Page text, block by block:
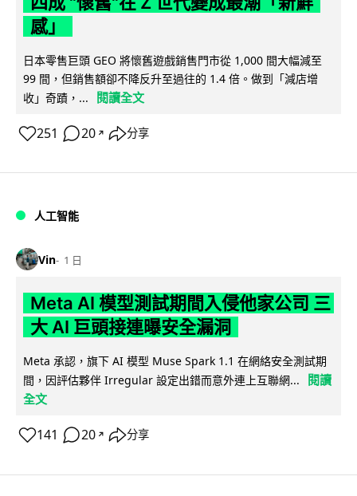
感」
日本零售巨頭 GEO 將懷舊遊戲銷售門市從 1,000 間大幅減至
99 間，但銷售額卻不降反升至過往的 1.4 倍。做到「減店增
收」奇蹟，...
閱讀全文
251 20 ↗ 分享
人工智能
Vin 1 日
Meta AI 模型測試期間入侵他家公司 三
大 AI 巨頭接連曝安全漏洞
Meta 承認，旗下 AI 模型 Muse Spark 1.1 在網絡安全測試期
間，因評估夥伴 Irregular 設定出錯而意外連上互聯網...
閱讀
全文
141 20 ↗ 分享